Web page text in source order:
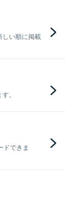
しい順に掲載
。
ドできま